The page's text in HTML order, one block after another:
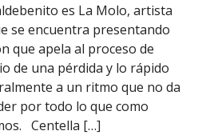
es La Molo, artista
se encuentra presentando
que apela al proceso de
de una pérdida y lo rápido
a un ritmo que no da
por todo lo que como
Centella […]